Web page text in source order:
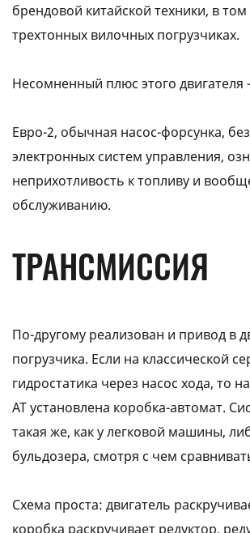
брендовой китайской техники, в
трехтонных вилочных погрузчиках.
Несомненный плюс этого двигателя
Евро-2, обычная насос-форсунка,
электронных систем управления,
неприхотливость к топливу и
обслуживанию.
ТРАНСМИССИЯ
По-другому реализован и привод в
погрузчика. Если на классической
гидростатика через насос хода, то
AT установлена коробка-автомат.
такая же, как у легковой машины,
бульдозера, смотря с чем
Схема проста: двигатель
коробка раскручивает редуктор,